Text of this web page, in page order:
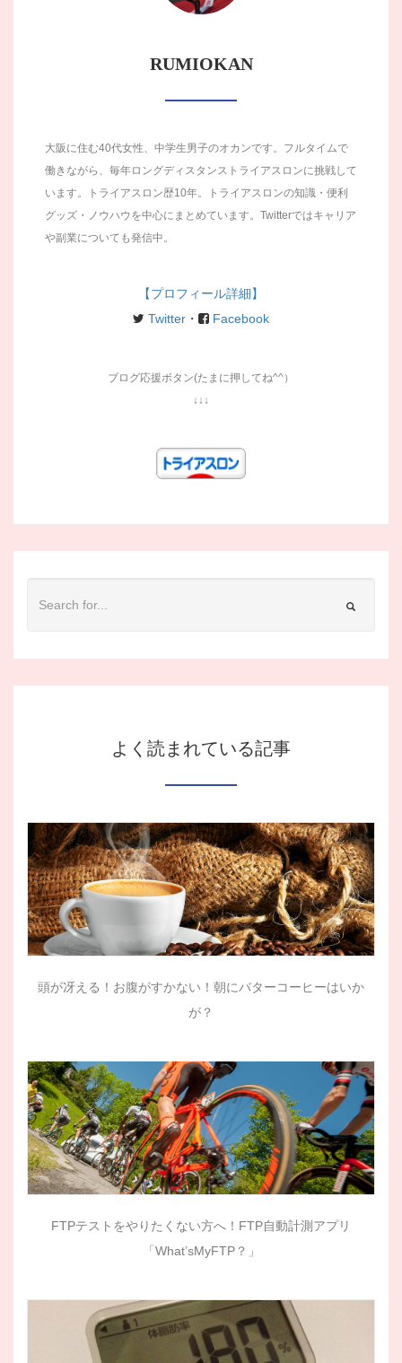
RUMIOKAN
大阪に住む40代女性、中学生男子のオカンです。フルタイムで
働きながら、毎年ロングディスタンストライアスロンに挑戦して
います。トライアスロン歴10年。トライアスロンの知識・便利
グッズ・ノウハウを中心にまとめています。Twitterではキャリア
や副業についても発信中。
【プロフィール詳細】
Twitter ・ Facebook
ブログ応援ボタン(たまに押してね^^）
↓↓↓
よく読まれている記事
頭が冴える！お腹がすかない！朝にバターコーヒーはいか
が？
FTPテストをやりたくない方へ！FTP自動計測アプリ
「What’sMyFTP？」